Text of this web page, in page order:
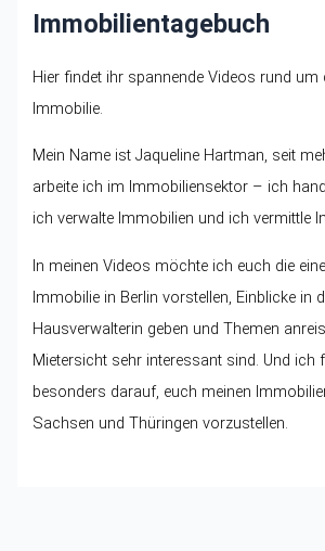
Immobilientagebuch
Hier findet ihr spannende Videos rund um
Immobilie.
Mein Name ist Jaqueline Hartman, seit
arbeite ich im Immobiliensektor – ich
ich verwalte Immobilien und ich vermittle
In meinen Videos möchte ich euch die
Immobilie in Berlin vorstellen, Einblicke in
Hausverwalterin geben und Themen
Mietersicht sehr interessant sind. Und ich
besonders darauf, euch meinen
Sachsen und Thüringen vorzustellen.